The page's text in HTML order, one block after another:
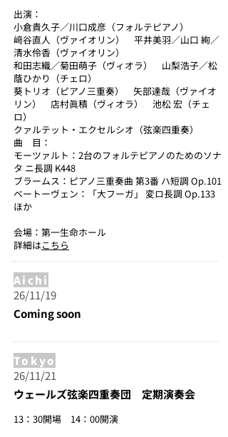
出演：
小倉貴久子／川口成彦（フォルテピアノ）
﨑谷直人（ヴァイオリン） 平井美羽／山口 絢／
清水伶香（ヴァイオリン）
和田志織／菊田萌子（ヴィオラ） 山梨浩子／松
蔭ひかり（チェロ）
葵トリオ（ピアノ三重奏） 矢部達哉（ヴァイオ
リン） 店村眞積（ヴィオラ） 池松 宏（チェ
ロ）
クァルテット・エクセルシオ（弦楽四重奏）
曲 目：
モーツァルト：2台のフォルテピアノのためのソナ
タ ニ長調 K448
ブラームス：ピアノ三重奏曲 第3番 ハ短調 Op.101
ベートーヴェン：「大フーガ」 変ロ長調 Op.133
ほか
会場：第一生命ホール
詳細はこちら
Aichi
26/11/19
Coming soon
Tokyo
26/11/21
ウェールズ弦楽四重奏団 定期演奏会
13：30開場 14：00開演